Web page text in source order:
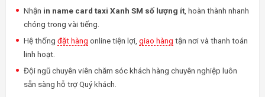
Nhận in name card taxi Xanh SM số lượng ít, hoàn thành nhanh
chóng trong vài tiếng.
Hệ thống đặt hàng online tiện lợi, giao hàng tận nơi và thanh toán
linh hoạt.
Đội ngũ chuyên viên chăm sóc khách hàng chuyên nghiệp luôn
sẵn sàng hỗ trợ Quý khách.